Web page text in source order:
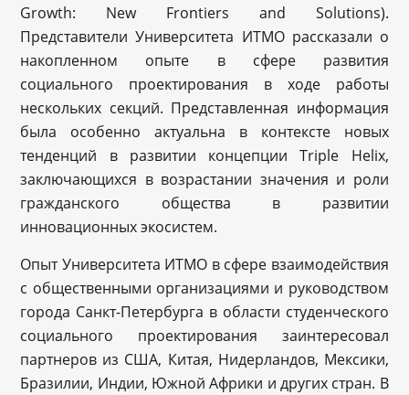
Growth: New Frontiers and Solutions).
Представители Университета ИТМО рассказали о
накопленном опыте в сфере развития
социального проектирования в ходе работы
нескольких секций. Представленная информация
была особенно актуальна в контексте новых
тенденций в развитии концепции Triple Helix,
заключающихся в возрастании значения и роли
гражданского общества в развитии
инновационных экосистем.
Опыт Университета ИТМО в сфере взаимодействия
с общественными организациями и руководством
города Санкт-Петербурга в области студенческого
социального проектирования заинтересовал
партнеров из США, Китая, Нидерландов, Мексики,
Бразилии, Индии, Южной Африки и других стран. В